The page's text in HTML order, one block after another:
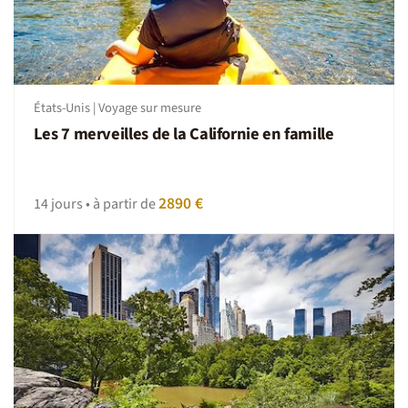
Voyage accessible à toute personne en bonne condition
physique, aimant la randonnée et la pratiquant
régulièrement !
On dort où ?
Vos dormirez en hôtel type motel ou catégorie 2 étoiles.
Pour vous donner une idée de prix: un petit déjeuner env
10$,déjeuner 15$ et souper 20-25$ + taxes et services.
On se déplace comment sur place ?
Vous vous déplacerez en véhicule (moto) de location dans
les parcs de l'Ouest.
Volez en bonne compagnie !
États-Unis | Voyage sur mesure
Les 7 merveilles de la Californie en famille
14 jours • à partir de2890 €